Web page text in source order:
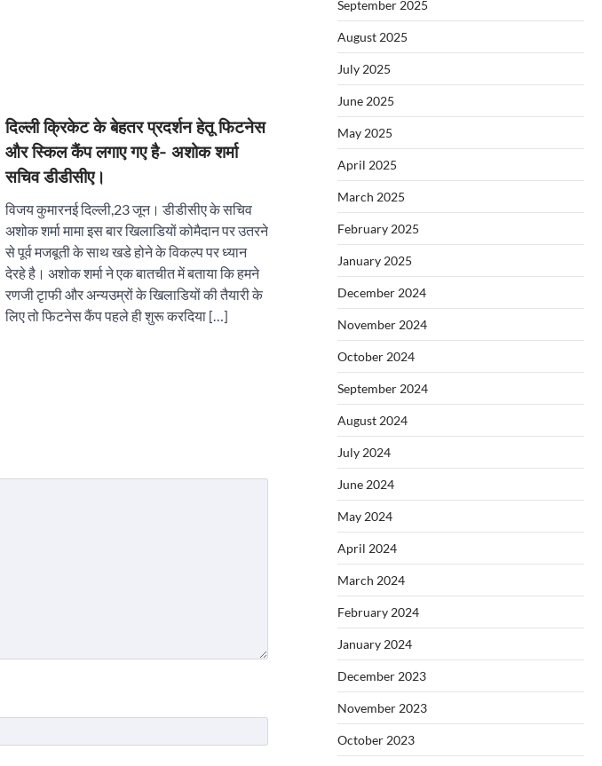
दिल्ली क्रिकेट के बेहतर प्रदर्शन हेतू फिटनेस
और स्किल कैंप लगाए गए है- अशोक शर्मा
सचिव डीडीसीए।
विजय कुमारनई दिल्ली,23 जून। डीडीसीए के सचिव
अशोक शर्मा मामा इस बार खिलाडियों कोमैदान पर उतरने
से पूर्व मजबूती के साथ खडे होने के विकल्प पर ध्यान
देरहे है। अशोक शर्मा ने एक बातचीत में बताया कि हमने
रणजी टृाफी और अन्यउम्रों के खिलाडियों की तैयारी के
लिए तो फिटनेस कैंप पहले ही शुरू करदिया […]
September 2025
August 2025
July 2025
June 2025
May 2025
April 2025
March 2025
February 2025
January 2025
December 2024
November 2024
October 2024
September 2024
August 2024
July 2024
June 2024
May 2024
April 2024
March 2024
February 2024
January 2024
December 2023
November 2023
October 2023